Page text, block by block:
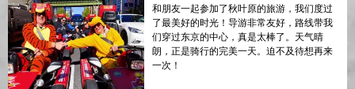
和朋友一起参加了秋叶原的旅游，我们度过
了最美好的时光！导游非常友好，路线带我
们穿过东京的中心，真是太棒了。天气晴
朗，正是骑行的完美一天。迫不及待想再来
一次！